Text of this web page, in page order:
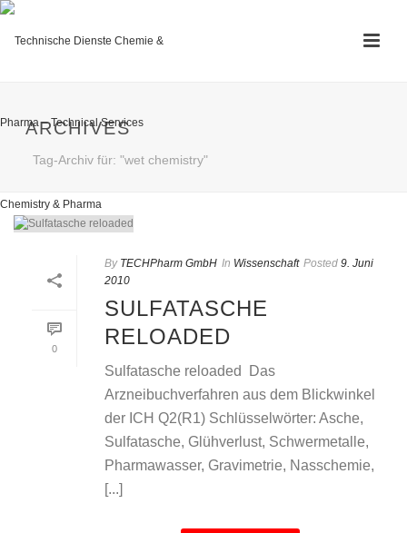
ARCHIVES
Tag-Archiv für: "wet chemistry"
0
By TECHPharm GmbH In Wissenschaft Posted 9. Juni
2010
SULFATASCHE
RELOADED
Sulfatasche reloaded  Das
Arzneibuchverfahren aus dem Blickwinkel
der ICH Q2(R1) Schlüsselwörter: Asche,
Sulfatasche, Glühverlust, Schwermetalle,
Pharmawasser, Gravimetrie, Nasschemie,
[...]